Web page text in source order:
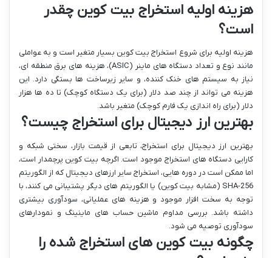
هزینه اولیه استخراج بیت کوین چقدر
است؟
هزینه اولیه برای شروع استخراج بیت کوین بسیار متغیر است و به عواملی
مانند نوع و تعداد دستگاه های ماینر (ASIC)، هزینه های برق منطقه ای،
نیاز به سیستم های خنک کننده، و سایر زیرساخت ها بستگی دارد. این
هزینه می تواند از چند صد دلار (برای یک دستگاه کوچک) تا ده ها هزار
دلار (برای راه اندازی یک فارم کوچک) متغیر باشد.
بهترین ارز دیجیتال برای استخراج چیست؟
بهترین ارز دیجیتال برای استخراج، تابعی از قیمت بازار، سختی شبکه و
کارایی دستگاه های استخراج موجود است. اگرچه بیت کوین پرچمدار است،
اما ممکن است در دوره هایی، استخراج سایر ارزهای دیجیتال که از الگوریتم
SHA-256 (مشابه بیت کوین) یا الگوریتم های دیگر پشتیبانی می کنند، با
توجه به سخت افزار موجود و هزینه های عملیاتی، سودآوری بیشتری
داشته باشد. بررسی مداوم ماشین حساب های ماینینگ و نمودارهای
سودآوری توصیه می شود.
چگونه بیت کوین های استخراج شده را